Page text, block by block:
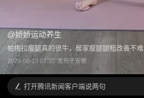
@娇娇运动养生
帕梅拉瘦腿真的很牛，居家瘦腿腿粗改善不难
2026-06-13 07:30 发布于安徽
打开腾讯新闻客户端说两句